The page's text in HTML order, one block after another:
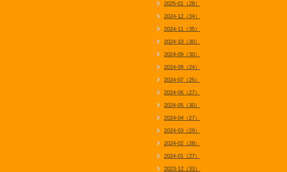
2025-01（28）
2024-12（34）
2024-11（35）
2024-10（30）
2024-09（30）
2024-08（24）
2024-07（25）
2024-06（27）
2024-05（30）
2024-04（27）
2024-03（29）
2024-02（28）
2024-01（27）
2023-12（33）